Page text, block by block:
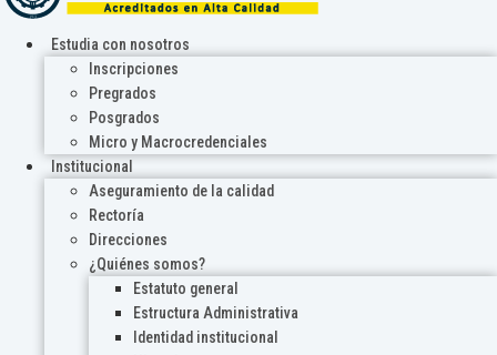
Estudia con nosotros
Inscripciones
Pregrados
Posgrados
Micro y Macrocredenciales
Institucional
Aseguramiento de la calidad
Rectoría
Direcciones
¿Quiénes somos?
Estatuto general
Estructura Administrativa
Identidad institucional